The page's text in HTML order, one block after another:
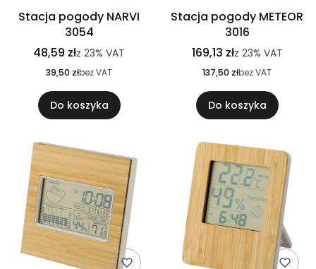
Stacja pogody NARVI
3054
48,59 złz 23% VAT
39,50 złbez VAT
Do koszyka
Stacja pogody METEOR
3016
169,13 złz 23% VAT
137,50 złbez VAT
Do koszyka